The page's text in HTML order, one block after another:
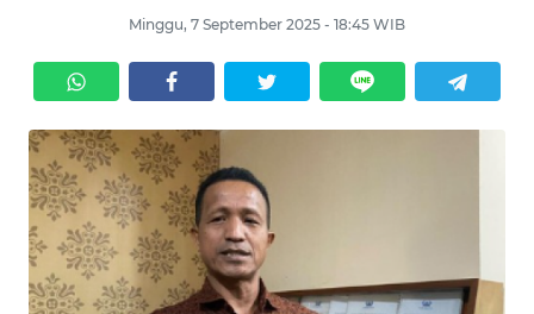
Minggu, 7 September 2025 - 18:45 WIB
KRIMINAL
EKUIN
SAINS-TEKNO
KESEHATAN